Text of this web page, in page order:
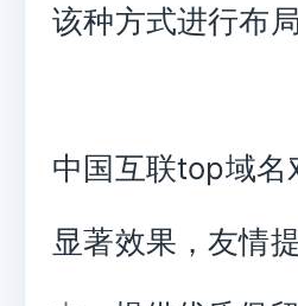
该种方式进行布局
中国互联top域名
显著效果，友情